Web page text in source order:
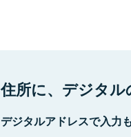
住所に、デジタル
デジタルアドレスで入力